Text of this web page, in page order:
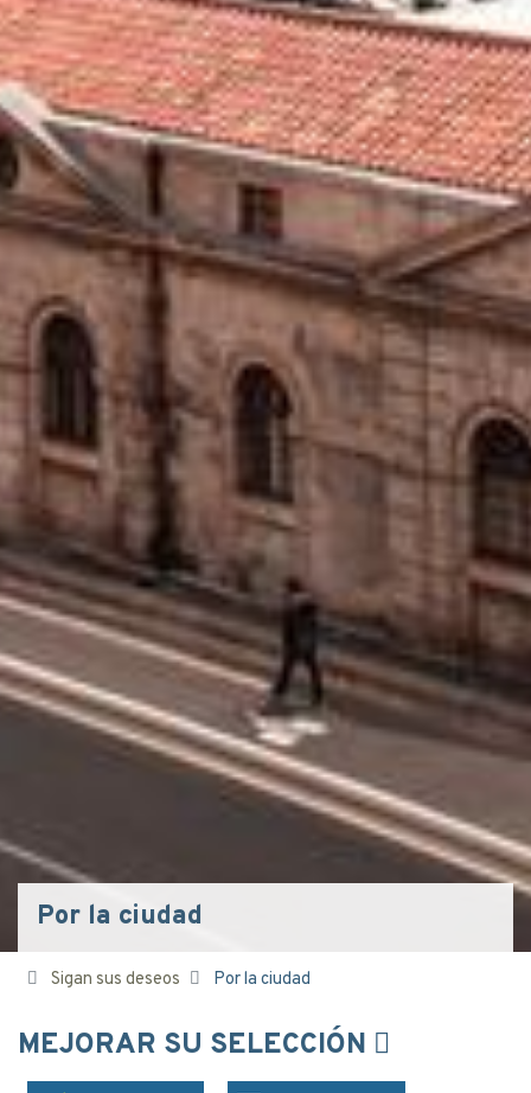
Por la ciudad
Sigan sus deseos Por la ciudad
MEJORAR SU SELECCIÓN